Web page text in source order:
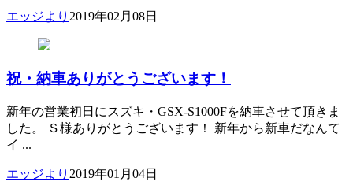
エッジより 2019年02月08日
祝・納車ありがとうございます！
新年の営業初日にスズキ・GSX-S1000Fを納車させて頂きま
した。 Ｓ様ありがとうございます！ 新年から新車だなんて
イ ...
エッジより 2019年01月04日